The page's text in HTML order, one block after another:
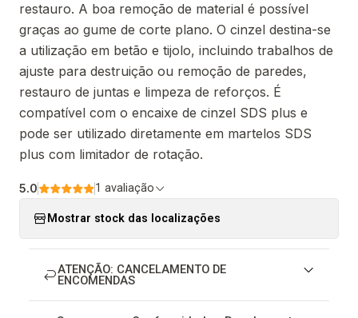
restauro. A boa remoção de material é possível
graças ao gume de corte plano. O cinzel destina-se
a utilização em betão e tijolo, incluindo trabalhos de
ajuste para destruição ou remoção de paredes,
restauro de juntas e limpeza de reforços. É
compatível com o encaixe de cinzel SDS plus e
pode ser utilizado diretamente em martelos SDS
plus com limitador de rotação.
5.0 1 avaliação
Mostrar stock das localizações
ATENÇÃO: CANCELAMENTO DE
ENCOMENDAS